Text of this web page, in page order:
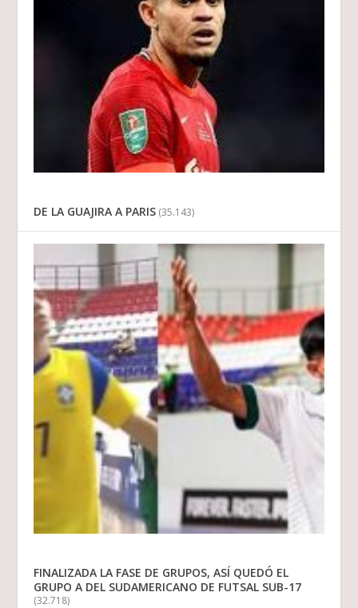
DE LA GUAJIRA A PARIS (35.143)
FINALIZADA LA FASE DE GRUPOS, ASÍ QUEDÓ EL
GRUPO A DEL SUDAMERICANO DE FUTSAL SUB-17
(32.718)